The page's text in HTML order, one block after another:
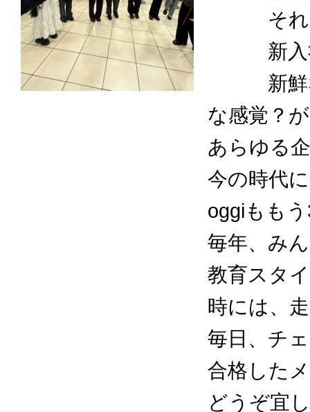
それ
新入社
新鮮な
な感覚？
あらゆる
今の時代
oggiもも
毎年、み
教育スタ
時には、
毎日、チ
合格した
どうぞ宜